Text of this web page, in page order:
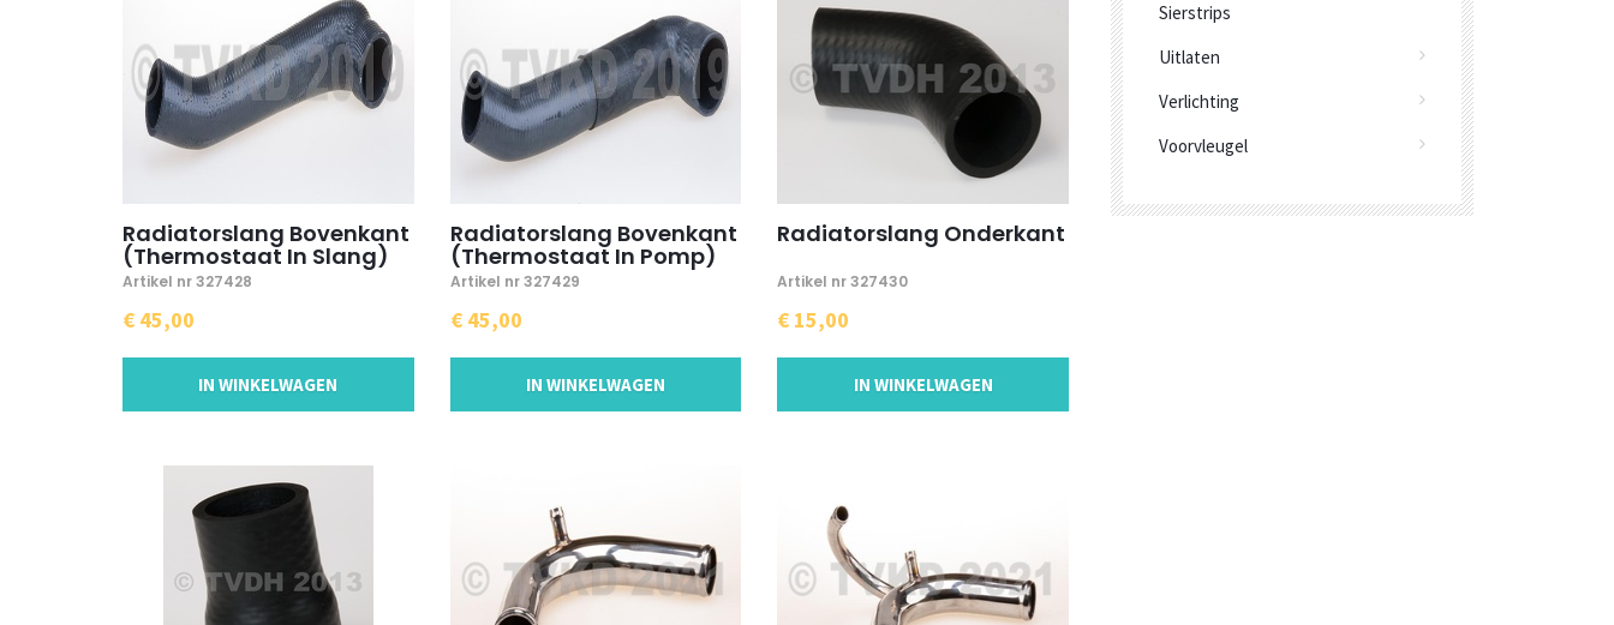
Radiatorslang Bovenkant
(Thermostaat In Slang)
Artikel nr 327428
€ 45,00
IN WINKELWAGEN
Radiatorslang Bovenkant
(Thermostaat In Pomp)
Artikel nr 327429
€ 45,00
IN WINKELWAGEN
Radiatorslang Onderkant
Artikel nr 327430
€ 15,00
IN WINKELWAGEN
Sierstrips
Uitlaten
Verlichting
Voorvleugel